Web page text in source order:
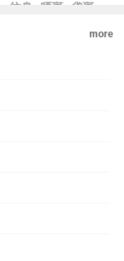
纹身 晒斑
雀斑
more